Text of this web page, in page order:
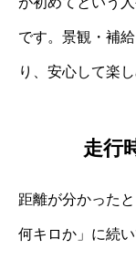
です。景観・補
り、安心して楽し
走行
距離が分かった
何キロか」に続